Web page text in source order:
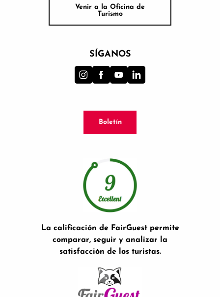
Venir a la Oficina de
Turismo
SÍGANOS
Boletín
La calificación de FairGuest permite
comparar, seguir y analizar la
satisfacción de los turistas.